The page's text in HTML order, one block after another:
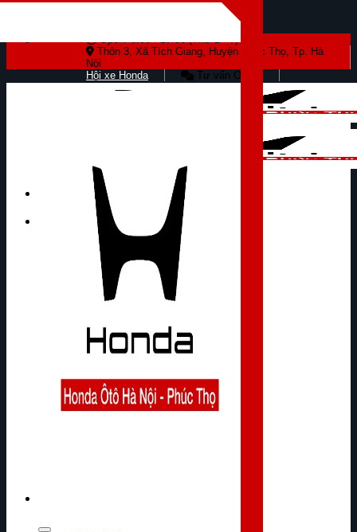
Open: 8:00 - 17:00 (Thứ 2 - 7)
Thôn 3, Xã Tích Giang, Huyện Phúc Thọ, Tp. Hà
Nội
Hội xe Honda
Tư vấn Online